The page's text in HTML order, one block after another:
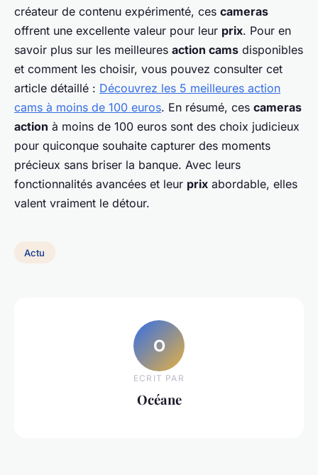
créateur de contenu expérimenté, ces cameras
offrent une excellente valeur pour leur prix. Pour en
savoir plus sur les meilleures action cams disponibles
et comment les choisir, vous pouvez consulter cet
article détaillé : Découvrez les 5 meilleures action
cams à moins de 100 euros. En résumé, ces cameras
action à moins de 100 euros sont des choix judicieux
pour quiconque souhaite capturer des moments
précieux sans briser la banque. Avec leurs
fonctionnalités avancées et leur prix abordable, elles
valent vraiment le détour.
Actu
O
ECRIT PAR
Océane